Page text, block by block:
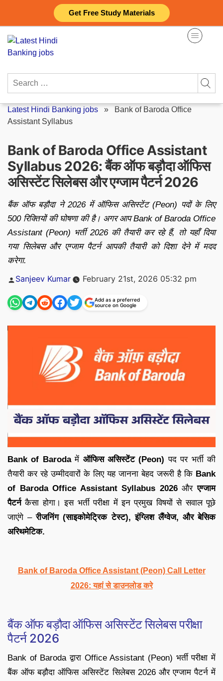
Get Free Study Materials
content
Search
Latest Hindi Banking jobs » Bank of Baroda Office
Assistant Syllabus
Bank of Baroda Office Assistant
Syllabus 2026: बैंक ऑफ बड़ौदा ऑफिस
असिस्टेंट सिलेबस और एग्जाम पैटर्न 2026
बैंक ऑफ बड़ौदा ने 2026 में ऑफिस असिस्टेंट (Peon) पदों के लिए
500 रिक्तियों की घोषणा की है। अगर आप Bank of Baroda Office
Assistant (Peon) भर्ती 2026 की तैयारी कर रहे हैं, तो यहाँ दिया
गया सिलेबस और एग्जाम पैटर्न आपकी तैयारी को दिशा देने में मदद
करेगा.
Posted
Sanjeev Kumar February 21st, 2026 05:32 pm
Add as a preferred
source on Google
Bank of Barodaमें ऑफिस असिस्टेंट (Peon) पद पर भर्ती की
तैयारी कर रहे उम्मीदवारों के लिए यह जानना बेहद जरूरी है कि Bank
of Baroda Office Assistant Syllabus 2026औरएग्जाम
पैटर्नकैसा होगा। इस भर्ती परीक्षा में इन प्रमुख विषयों से सवाल पूछे
जाएंगे –रीजनिंग (साइकोमेट्रिक टेस्ट), इंग्लिश लैंग्वेज, और बेसिक
अरिथमेटिक.
Bank of Baroda Office Assistant (Peon) Call Letter
2026: यहां से डाउनलोड करे
बैंक ऑफ बड़ौदा ऑफिस असिस्टेंट सिलेबस परीक्षा
पैटर्न 2026
Bank of Baroda द्वारा Office Assistant (Peon) भर्ती परीक्षा में
बैंक ऑफ बड़ौदा ऑफिस असिस्टेंट सिलेबस 2026 और एग्जाम पैटर्न में